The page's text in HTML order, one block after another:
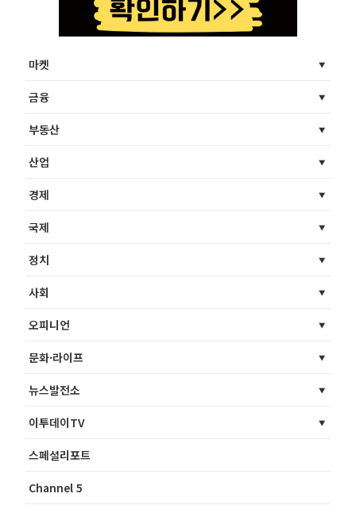
마켓
금융
부동산
산업
경제
국제
정치
사회
오피니언
문화·라이프
뉴스발전소
이투데이TV
스페셜리포트
Channel 5